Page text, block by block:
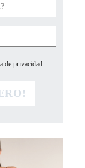
de privacidad